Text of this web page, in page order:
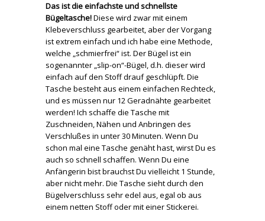
Das ist die einfachste und schnellste
Bügeltasche!Diese wird zwar mit einem
Klebeverschluss gearbeitet, aber der Vorgang
ist extrem einfach und ich habe eine Methode,
welche „schmierfrei“ ist. Der Bügel ist ein
sogenannter „slip-on“-Bügel, d.h. dieser wird
einfach auf den Stoff drauf geschlüpft. Die
Tasche besteht aus einem einfachen Rechteck,
und es müssen nur 12 Geradnähte gearbeitet
werden! Ich schaffe die Tasche mit
Zuschneiden, Nähen und Anbringen des
Verschlußes in unter 30 Minuten. Wenn Du
schon mal eine Tasche genäht hast, wirst Du es
auch so schnell schaffen. Wenn Du eine
Anfängerin bist brauchst Du vielleicht 1 Stunde,
aber nicht mehr. Die Tasche sieht durch den
Bügelverschluss sehr edel aus, egal ob aus
einem netten Stoff oder mit einer Stickerei.